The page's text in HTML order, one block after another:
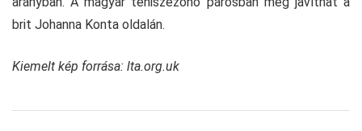
brit Johanna Konta oldalán.
Kiemelt kép forrása: lta.org.uk